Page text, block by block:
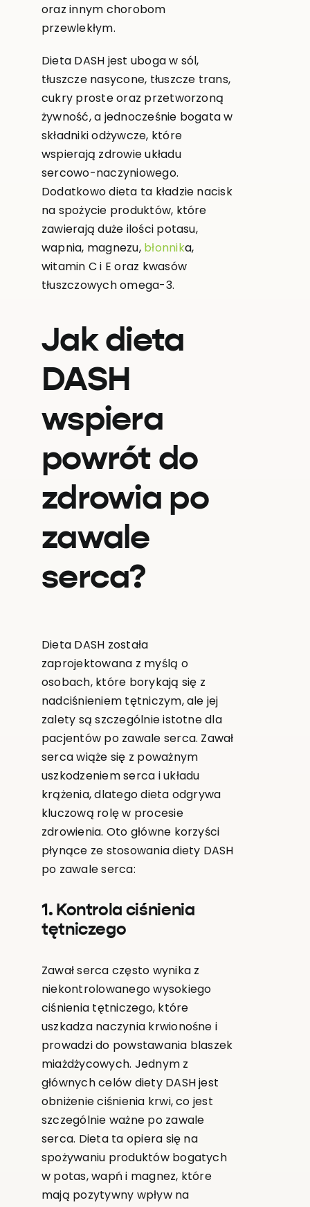
oraz innym chorobom
przewlekłym.
Dieta DASH jest uboga w sól,
tłuszcze nasycone, tłuszcze trans,
cukry proste oraz przetworzoną
żywność, a jednocześnie bogata w
składniki odżywcze, które
wspierają zdrowie układu
sercowo-naczyniowego.
Dodatkowo dieta ta kładzie nacisk
na spożycie produktów, które
zawierają duże ilości potasu,
wapnia, magnezu, błonnika,
witamin C i E oraz kwasów
tłuszczowych omega-3.
Jak dieta
DASH
wspiera
powrót do
zdrowia po
zawale
serca?
Dieta DASH została
zaprojektowana z myślą o
osobach, które borykają się z
nadciśnieniem tętniczym, ale jej
zalety są szczególnie istotne dla
pacjentów po zawale serca. Zawał
serca wiąże się z poważnym
uszkodzeniem serca i układu
krążenia, dlatego dieta odgrywa
kluczową rolę w procesie
zdrowienia. Oto główne korzyści
płynące ze stosowania diety DASH
po zawale serca:
1. Kontrola ciśnienia
tętniczego
Zawał serca często wynika z
niekontrolowanego wysokiego
ciśnienia tętniczego, które
uszkadza naczynia krwionośne i
prowadzi do powstawania blaszek
miażdżycowych. Jednym z
głównych celów diety DASH jest
obniżenie ciśnienia krwi, co jest
szczególnie ważne po zawale
serca. Dieta ta opiera się na
spożywaniu produktów bogatych
w potas, wapń i magnez, które
mają pozytywny wpływ na